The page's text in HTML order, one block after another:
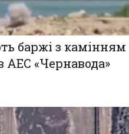
баржі з
АЕС «Чернавода»